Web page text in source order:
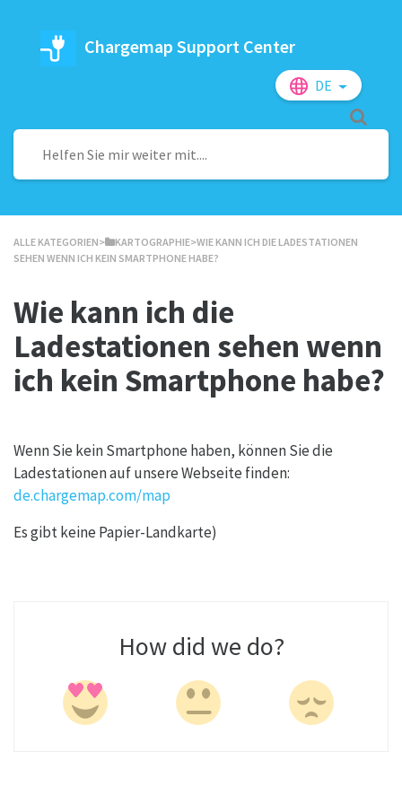
Chargemap Support Center
DE
ALLE KATEGORIEN​>​ ​KARTOGRAPHIE​>​ WIE KANN ICH DIE LADESTATIONEN
SEHEN WENN ICH KEIN SMARTPHONE HABE?
Wie kann ich die
Ladestationen sehen wenn
ich kein Smartphone habe?
Wenn Sie kein Smartphone haben, können Sie die
Ladestationen auf unsere Webseite finden:
de.chargemap.com/map
Es gibt keine Papier-Landkarte)
How did we do?